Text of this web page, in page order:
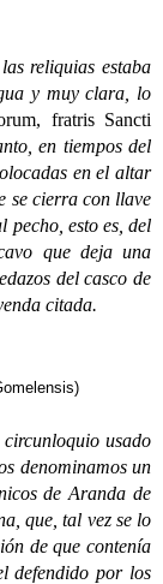
reliquias estaba
y muy clara, lo
fratris Sancti
en tiempos del
en el altar
se cierra con llave
pecho, esto es, del
que deja una
del casco de
citada.
circunloquio usado
denominamos un
de Aranda de
que, tal vez se lo
de que contenía
defendido por los